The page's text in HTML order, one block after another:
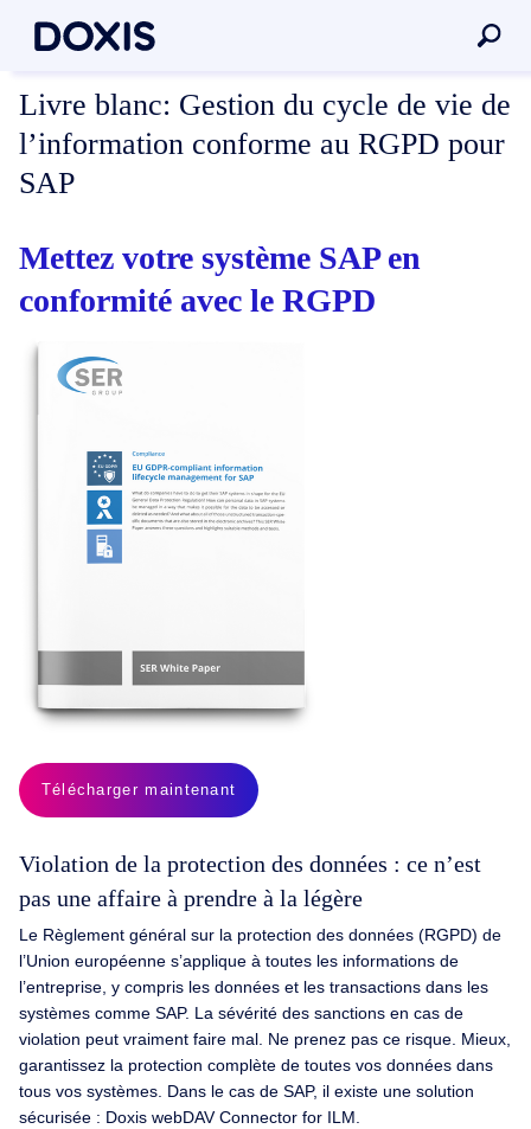
Livre blanc: Gestion du cycle de vie de
l’information conforme au RGPD pour
SAP
Mettez votre système SAP en
conformité avec le RGPD
Télécharger maintenant
Violation de la protection des données : ce n’est
pas une affaire à prendre à la légère
Le Règlement général sur la protection des données (RGPD) de
l’Union européenne s’applique à toutes les informations de
l’entreprise, y compris les données et les transactions dans les
systèmes comme SAP. La sévérité des sanctions en cas de
violation peut vraiment faire mal. Ne prenez pas ce risque. Mieux,
garantissez la protection complète de toutes vos données dans
tous vos systèmes. Dans le cas de SAP, il existe une solution
sécurisée : Doxis webDAV Connector for ILM.